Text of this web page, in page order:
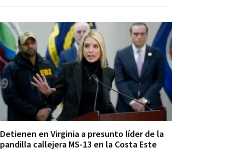
Detienen en Virginia a presunto líder de la
pandilla callejera MS-13 en la Costa Este